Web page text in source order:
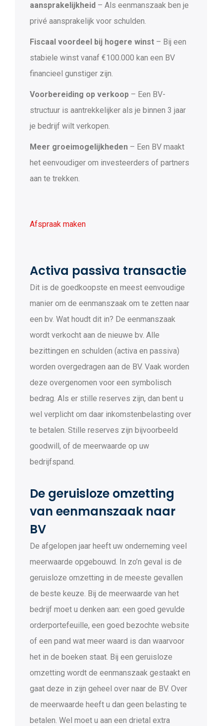
aansprakelijkheid – Als eenmanszaak ben je
privé aansprakelijk voor schulden.
Fiscaal voordeel bij hogere winst – Bij een
stabiele winst vanaf €100.000 kan een BV
financieel gunstiger zijn.
Voorbereiding op verkoop – Een BV-
structuur is aantrekkelijker als je binnen 3 jaar
je bedrijf wilt verkopen.
Meer groeimogelijkheden – Een BV maakt
het eenvoudiger om investeerders of partners
aan te trekken.
Afspraak maken
Activa passiva transactie
Dit is de goedkoopste en meest eenvoudige
manier om de eenmanszaak om te zetten naar
een bv. Wat houdt dit in? De eenmanszaak
wordt verkocht aan de nieuwe bv. Alle
bezittingen en schulden (activa en passiva)
worden overgedragen aan de BV. Vaak worden
deze overgenomen voor een symbolisch
bedrag. Als er stille reserves zijn, dan bent u
wel verplicht om daar inkomstenbelasting over
te betalen. Stille reserves zijn bijvoorbeeld
goodwill, of de meerwaarde op uw
bedrijfspand.
De geruisloze omzetting
van eenmanszaak naar
BV
De afgelopen jaar heeft uw onderneming veel
meerwaarde opgebouwd. In zo’n geval is de
geruisloze omzetting in de meeste gevallen
de beste keuze. Bij de meerwaarde van het
bedrijf moet u denken aan: een goed gevulde
orderportefeuille, een goed bezochte website
of een pand wat meer waard is dan waarvoor
het in de boeken staat. Bij een geruisloze
omzetting wordt de eenmanszaak gestaakt en
gaat deze in zijn geheel over naar de BV. Over
de meerwaarde heeft u dan geen belasting te
betalen. Wel moet u aan een drietal extra